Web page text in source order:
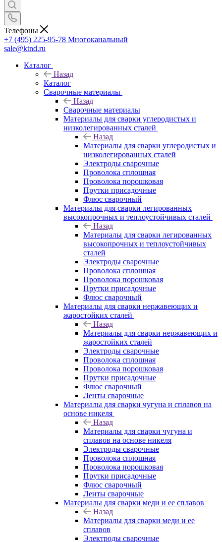
Телефоны
+7 (495) 225-95-78 Многоканальный
sale@ktnd.ru
Каталог
Назад
Каталог
Сварочные материалы
Назад
Сварочные материалы
Материалы для сварки углеродистых и
низколегированных сталей
Назад
Материалы для сварки углеродистых и
низколегированных сталей
Электроды сварочные
Проволока сплошная
Проволока порошковая
Прутки присадочные
Флюс сварочный
Материалы для сварки легированных
высокопрочных и теплоустойчивых сталей
Назад
Материалы для сварки легированных
высокопрочных и теплоустойчивых
сталей
Электроды сварочные
Проволока сплошная
Проволока порошковая
Прутки присадочные
Флюс сварочный
Материалы для сварки нержавеющих и
жаростойких сталей
Назад
Материалы для сварки нержавеющих и
жаростойких сталей
Электроды сварочные
Проволока сплошная
Проволока порошковая
Прутки присадочные
Флюс сварочный
Ленты сварочные
Материалы для сварки чугуна и сплавов на
основе никеля
Назад
Материалы для сварки чугуна и
сплавов на основе никеля
Электроды сварочные
Проволока сплошная
Проволока порошковая
Прутки присадочные
Флюс сварочный
Ленты сварочные
Материалы для сварки меди и ее сплавов
Назад
Материалы для сварки меди и ее
сплавов
Электроды сварочные